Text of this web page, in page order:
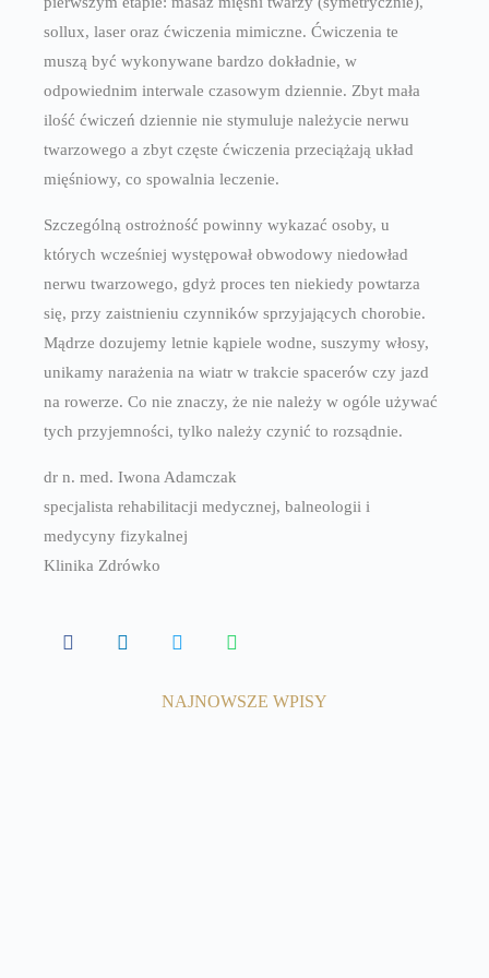
sollux, laser oraz ćwiczenia mimiczne. Ćwiczenia te
muszą być wykonywane bardzo dokładnie, w
odpowiednim interwale czasowym dziennie. Zbyt mała
ilość ćwiczeń dziennie nie stymuluje należycie nerwu
twarzowego a zbyt częste ćwiczenia przeciążają układ
mięśniowy, co spowalnia leczenie.
Szczególną ostrożność powinny wykazać osoby, u
których wcześniej występował obwodowy niedowład
nerwu twarzowego, gdyż proces ten niekiedy powtarza
się, przy zaistnieniu czynników sprzyjających chorobie.
Mądrze dozujemy letnie kąpiele wodne, suszymy włosy,
unikamy narażenia na wiatr w trakcie spacerów czy jazd
na rowerze. Co nie znaczy, że nie należy w ogóle używać
tych przyjemności, tylko należy czynić to rozsądnie.
dr n. med. Iwona Adamczak
specjalista rehabilitacji medycznej, balneologii i
medycyny fizykalnej
Klinika Zdrówko
NAJNOWSZE WPISY